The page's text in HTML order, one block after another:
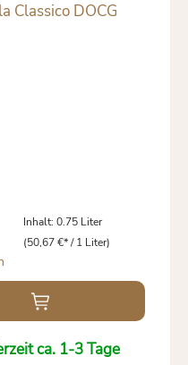
Classico DOCG
Inhalt: 0.75 Liter
(50,67 €* / 1 Liter)
ca. 1-3 Tage